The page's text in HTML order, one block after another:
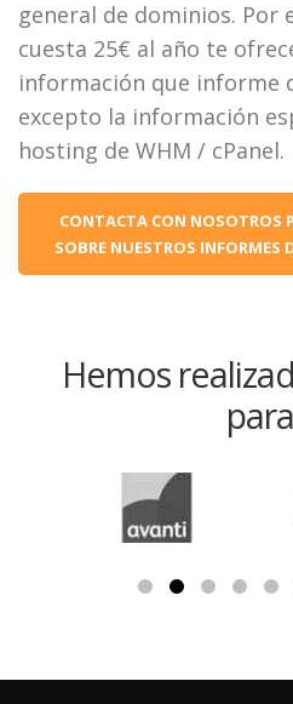
general de dominios. Por
cuesta 25€ al año te
información que informe
excepto la información
hosting de WHM / cPanel.
CONTACTA CON NOSOTROS
SOBRE NUESTROS INFORMES
Hemos